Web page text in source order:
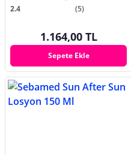
2.4
(5)
1.164,00 TL
Sepete Ekle